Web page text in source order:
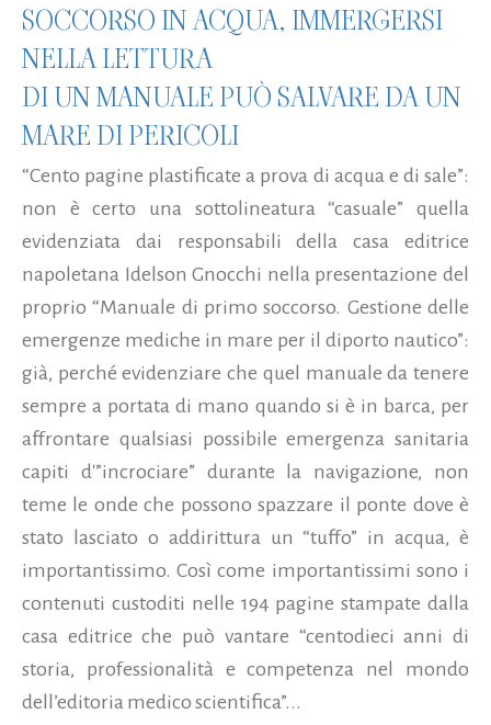
SOCCORSO IN ACQUA, IMMERGERSI
NELLA LETTURA
DI UN MANUALE PUÒ SALVARE DA UN
MARE DI PERICOLI
“Cento pagine plastificate a prova di acqua e di sale”:
non è certo una sottolineatura “casuale” quella
evidenziata dai responsabili della casa editrice
napoletana Idelson Gnocchi nella presentazione del
proprio “Manuale di primo soccorso. Gestione delle
emergenze mediche in mare per il diporto nautico”:
già, perché evidenziare che quel manuale da tenere
sempre a portata di mano quando si è in barca, per
affrontare qualsiasi possibile emergenza sanitaria
capiti d'”incrociare” durante la navigazione, non
teme le onde che possono spazzare il ponte dove è
stato lasciato o addirittura un “tuffo” in acqua, è
importantissimo. Così come importantissimi sono i
contenuti custoditi nelle 194 pagine stampate dalla
casa editrice che può vantare “centodieci anni di
storia, professionalità e competenza nel mondo
dell’editoria medico scientifica”...